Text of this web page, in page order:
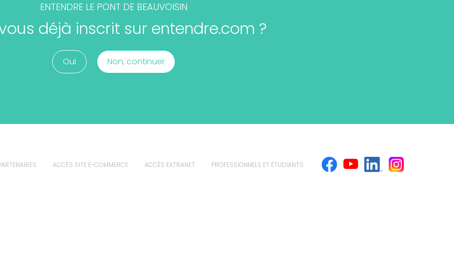
ENTENDRE LE PONT DE BEAUVOISIN
déjà inscrit sur entendre.com ?
Oui Non, continuer
ACCÈS SITE E-COMMERCE ACCÈS EXTRANET PROFESSIONNELS ET ÉTUDIANTS